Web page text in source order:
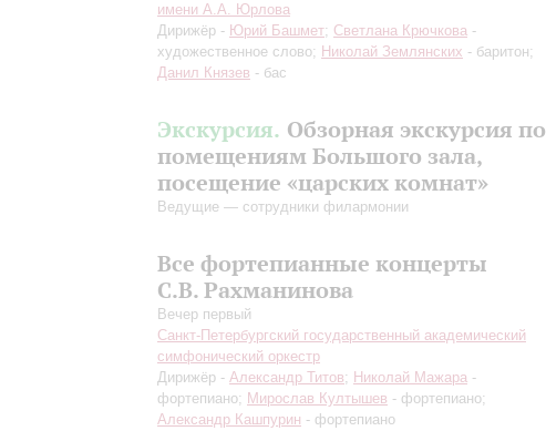
имени А.А. Юрлова
Дирижёр - Юрий Башмет; Светлана Крючкова -
художественное слово; Николай Землянских - баритон;
Данил Князев - бас
Экскурсия. Обзорная экскурсия по
помещениям Большого зала,
посещение «царских комнат»
Ведущие — сотрудники филармонии
Все фортепианные концерты
С.В. Рахманинова
Вечер первый
Санкт-Петербургский государственный академический
симфонический оркестр
Дирижёр - Александр Титов; Николай Мажара -
фортепиано; Мирослав Култышев - фортепиано;
Александр Кашпурин - фортепиано